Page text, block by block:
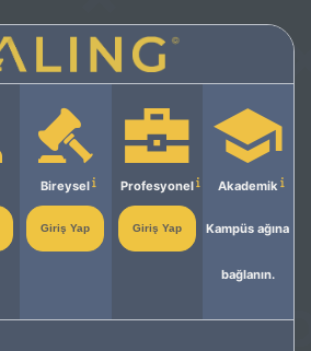
Bireysel
Giriş Yap
Profesyonel
Giriş Yap
Akademik
Kampüs ağına
bağlanın.